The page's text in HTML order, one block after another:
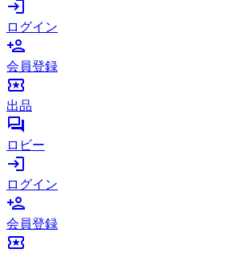
login
ログイン
person_add
会員登録
local_activity
出品
forum
ロビー
login
ログイン
person_add
会員登録
local_activity